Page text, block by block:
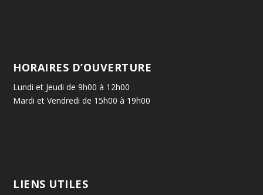
HORAIRES D’OUVERTURE
Lundi et Jeudi de 9h00 à 12h00
Mardi et Vendredi de 15h00 à 19h00
LIENS UTILES